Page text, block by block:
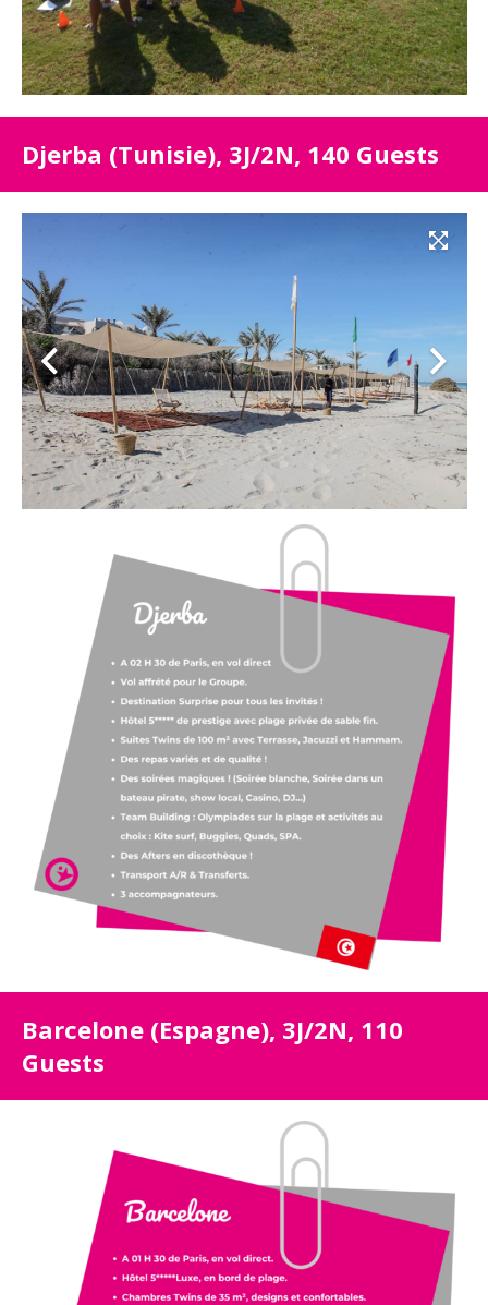
Djerba (Tunisie), 3J/2N, 140 Guests
Barcelone (Espagne), 3J/2N, 110
Guests